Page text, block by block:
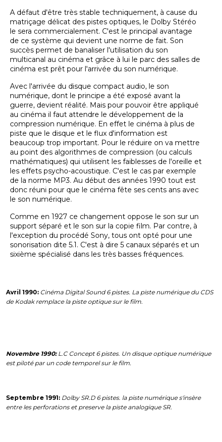
A défaut d'être très stable techniquement, à cause du
matriçage délicat des pistes optiques, le Dolby Stéréo
le sera commercialement. C'est le principal avantage
de ce système qui devient une norme de fait. Son
succès permet de banaliser l'utilisation du son
multicanal au cinéma et grâce à lui le parc des salles de
cinéma est prêt pour l'arrivée du son numérique.
Avec l'arrivée du disque compact audio, le son
numérique, dont le principe a été exposé avant la
guerre, devient réalité. Mais pour pouvoir être appliqué
au cinéma il faut attendre le développement de la
compression numérique. En effet le cinéma à plus de
piste que le disque et le flux d'information est
beaucoup trop important. Pour le réduire on va mettre
au point des algorithmes de compression (ou calculs
mathématiques) qui utilisent les faiblesses de l'oreille et
les effets psycho-acoustique. C'est le cas par exemple
de la norme MP3. Au début des années 1990 tout est
donc réuni pour que le cinéma fête ses cents ans avec
le son numérique.
Comme en 1927 ce changement oppose le son sur un
support séparé et le son sur la copie film. Par contre, à
l'exception du procédé Sony, tous ont opté pour une
sonorisation dite 5.1. C'est à dire 5 canaux séparés et un
sixième spécialisé dans les très basses fréquences.
Avril 1990: Cinéma Digital Sound 6 pistes. La piste numérique du CDS
de Kodak remplace la piste optique sur le film.
Novembre 1990: L.C Concept 6 pistes. Un disque optique numérique
est piloté par un code temporel sur le film.
Septembre 1991: Dolby SR.D 6 pistes. la piste numérique s'insère
entre les perforations et preserve la piste analogique SR.